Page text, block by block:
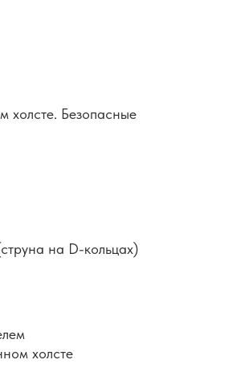
холсте. Безопасные
на D-кольцах)
холсте